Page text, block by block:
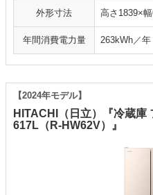
外形寸法 高さ1839×
年間消費電力量 263kWh／年
HITACHI（日立）『冷蔵庫
617L（R-HW62V）』
【2024年モデル】